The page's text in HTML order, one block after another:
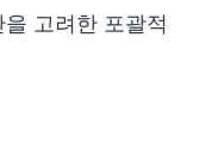
고려한 포괄적